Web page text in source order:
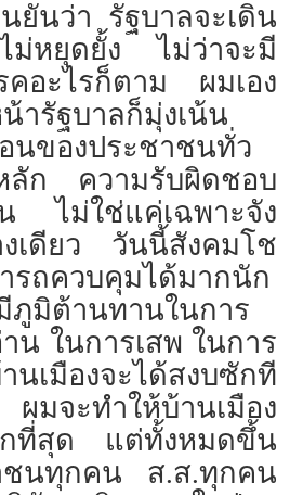
ยันว่า รัฐบาลจะเดิน
ไม่หยุดยั้ง ไม่ว่าจะมี
คอะไรก็ตาม ผมเอง
ารัฐบาลก็มุ่งเน้น
นของประชาชนทั่ว
หลัก ความรับผิดชอบ
ไม่ใช่แค่เฉพาะจัง
งเดียว วันนี้สังคมโช
รถควบคุมได้มากนัก
ภูมิต้านทานในการ
น ในการเสพ ในการ
เมืองจะได้สงบซักที
มจะทำให้บ้านเมือง
กที่สุด แต่ทั้งหมดขึ้น
ชนทุกคน ส.ส.ทุกคน